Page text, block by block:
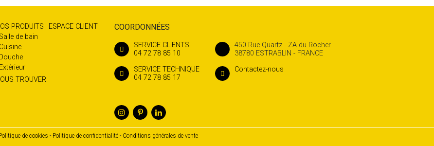
PRODUITS
Salle de bain
Cuisine
Douche
Extérieur
TROUVER
ESPACE CLIENT COORDONNÉES
SERVICE CLIENTS
04 72 78 85 10
SERVICE TECHNIQUE
04 72 78 85 17
450 Rue Quartz - ZA du Rocher
38780 ESTRABLIN - FRANCE
Contactez-nous
de cookies Politique de confidentialité Conditions générales de vente